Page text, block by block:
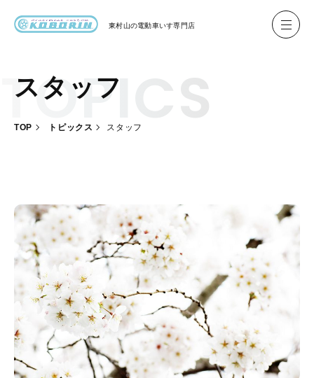
東村山の電動車いす専門店
ブリッジ BRIDGE TR
お客様の声
会社概要
お問い合わせ
プライバシーポリシー
ALL
スタッフ
TOP トピックス スタッフ